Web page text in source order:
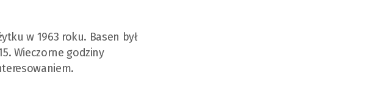
w 1963 roku. Basen był
Wieczorne godziny